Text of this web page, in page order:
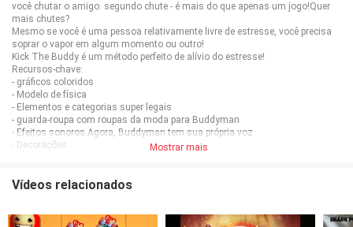
você chutar o amigo: segundo chute - é mais do que apenas um jogo!Quer
mais chutes?
Mesmo se você é uma pessoa relativamente livre de estresse, você precisa
soprar o vapor em algum momento ou outro!
Kick The Buddy é um método perfeito de alívio do estresse!
Recursos-chave:
- gráficos coloridos
- Modelo de física
- Elementos e categorias super legais
- guarda-roupa com roupas da moda para Buddyman
- Efeitos sonoros.Agora, Buddyman tem sua própria voz
- Decorações
Pegue este jogo para garantir que você nunca sem uma maneira de diminuir
tem alguma sugestão sobre os novos itens ou idéias para comentários de
Mostrar mais
Vídeos relacionados